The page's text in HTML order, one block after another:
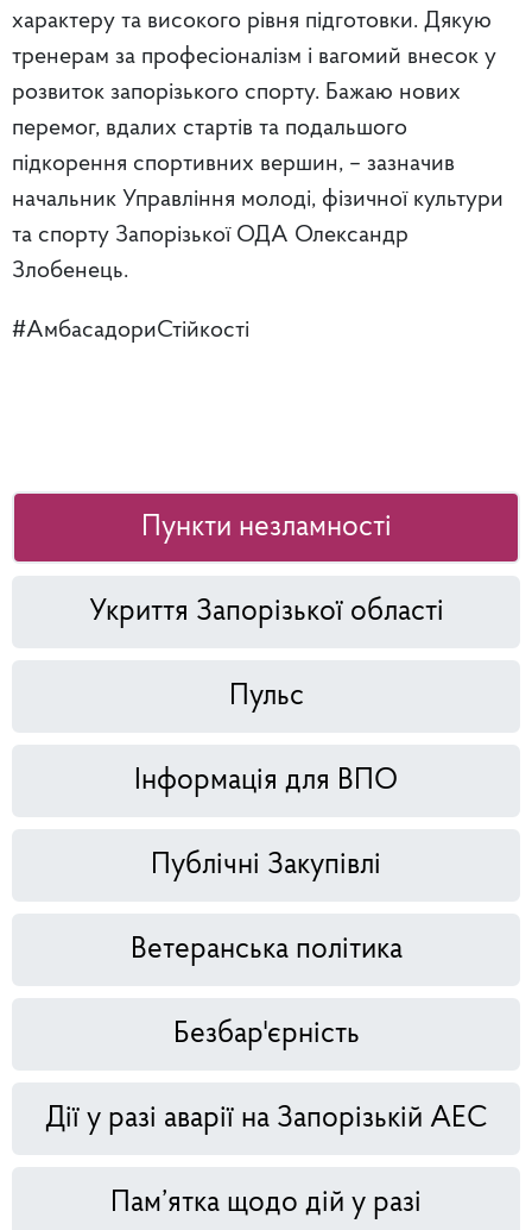
характеру та високого рівня підготовки. Дякую
тренерам за професіоналізм і вагомий внесок у
розвиток запорізького спорту. Бажаю нових
перемог, вдалих стартів та подальшого
підкорення спортивних вершин, – зазначив
начальник Управління молоді, фізичної культури
та спорту Запорізької ОДА Олександр
Злобенець.
#АмбасадориСтійкості
Пункти незламності
Укриття Запорізької області
Пульс
Інформація для ВПО
Публічні Закупівлі
Ветеранська політика
Безбар'єрність
Дії у разі аварії на Запорізькій АЕС
Пам’ятка щодо дій у разі